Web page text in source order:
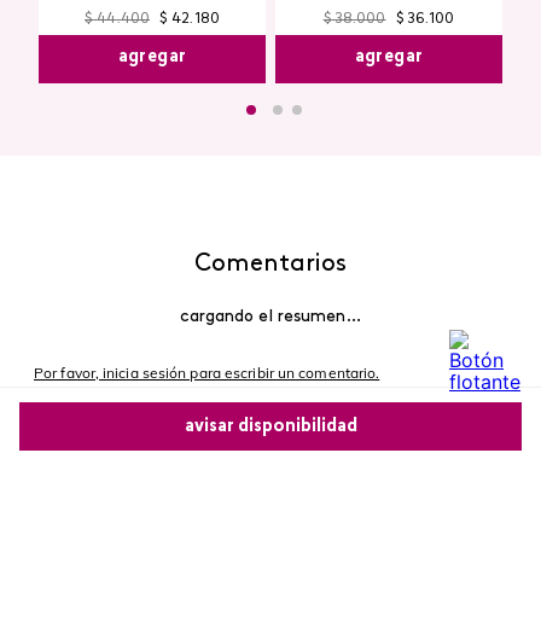
avisar disponibilidad
$ 44.400 $ 42.180
agregar
$ 38.000 $ 36.100
agregar
Comentarios
cargando el resumen…
Por favor, inicia sesión para escribir un comentario.
Más reciente